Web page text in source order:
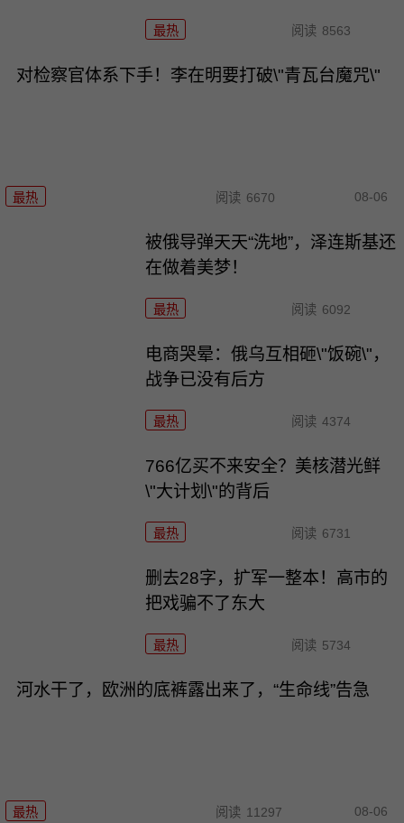
最热 阅读 8563
对检察官体系下手！李在明要打破\"青瓦台魔咒\"
最热 阅读 6670 08-06
被俄导弹天天“洗地”，泽连斯基还
在做着美梦！
最热 阅读 6092
电商哭晕：俄乌互相砸\"饭碗\"，
战争已没有后方
最热 阅读 4374
766亿买不来安全？美核潜光鲜
\"大计划\"的背后
最热 阅读 6731
删去28字，扩军一整本！高市的
把戏骗不了东大
最热 阅读 5734
河水干了，欧洲的底裤露出来了，“生命线”告急
最热 阅读 11297 08-06